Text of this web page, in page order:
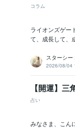
コラム
ライオンズゲー
て、成長して、
スターシー
2026/08/04
【開運】
占い
みなさま、こん